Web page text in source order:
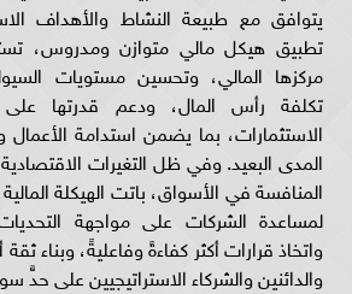
يتوافق مع طبيعة النشاط والأهداف
تطبيق هيكل مالي متوازن ومدروس،
مركزها المالي، وتحسين مستويات
تكلفة رأس المال، ودعم قدرتها
الاستثمارات، بما يضمن استدامة
المدى البعيد. وفي ظل التغيرات
المنافسة في الأسواق، باتت الهيكلة
لمساعدة الشركات على مواجهة التحديات
واتخاذ قرارات أكثر كفاءةً وفاعليةً، وبناء
والدائنين والشركاء الاستراتيجيين على حدٍّ